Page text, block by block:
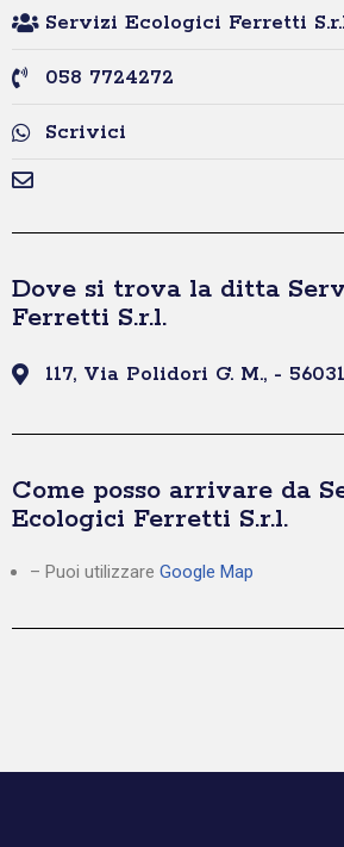
Servizi Ecologici Ferretti
058 7724272
Scrivici
Dove si trova la ditta
Ferretti S.r.l.
117, Via Polidori G. M., -
Come posso arrivare da
Ecologici Ferretti S.r.l.
– Puoi utilizzare Google Map